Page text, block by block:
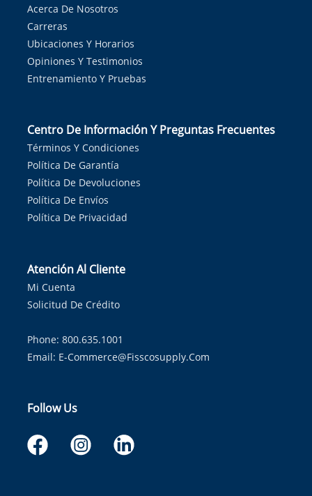
Acerca De Nosotros
Carreras
Ubicaciones Y Horarios
Opiniones Y Testimonios
Entrenamiento Y Pruebas
Centro De Información Y Preguntas Frecuentes
Términos Y Condiciones
Política De Garantía
Política De Devoluciones
Política De Envíos
Política De Privacidad
Atención Al Cliente
Mi Cuenta
Solicitud De Crédito
Phone: 800.635.1001
Email: E-Commerce@fisscosupply.com
Follow Us